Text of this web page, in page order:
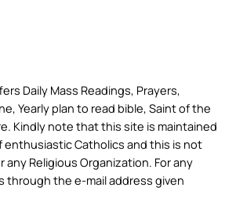
Daily Mass Readings, Prayers,
Yearly plan to read bible, Saint of the
Kindly note that this site is maintained
enthusiastic Catholics and this is not
any Religious Organization. For any
through the e-mail address given